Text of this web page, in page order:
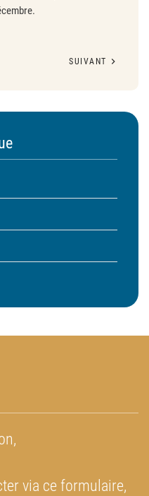
SUIVANT
via ce formulaire,